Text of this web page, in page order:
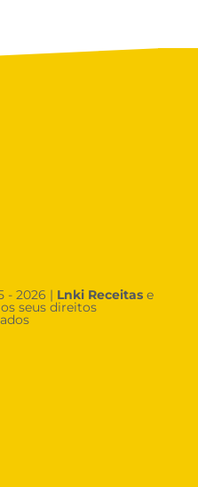
- 2026 | Lnki Receitas e
seus direitos